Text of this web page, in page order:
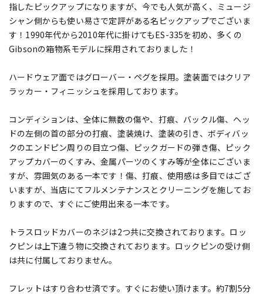
指したピックアップになりますが、今でも人気が高く、ミュージ
シャン側からも使い易さで定評がある名ピックアップでございま
す！1990年代から2010年代に掛けてもES-335を初め、多くの
Gibsonの箱物系モデルに採用されておりました！
ハードウェア面ではグローバー・ペグを採用。塗装面ではクリア
ラッカー・フィニッシュを採用しております。
コンディションは、全体に無数の傷や、打痕、バックル傷、ヘッ
ドの左側の首の部分の打痕、塗装焼け、塗装の引き、ボディバッ
クのエンドピン周りの目立つ傷、ピックガードの弾き傷、ピック
アップカバーのくすみ、金属パーツのくすみ等が全体にございま
すが、雰囲気のある一本です！傷、打痕、使用感は多目ではござ
いますが、当店にてフルメンテナンスとクリーニングを施してお
りますので、すぐにご使用出来る一本です。
トラスロッドカバーのネジは2つ共に交換されております。ロッ
クピンは上下違う物に交換されております。ロックピンの受け側
は共に付属しておりません。
フレットはすり合わせ済です。すぐにお使い頂けます。約7割5分